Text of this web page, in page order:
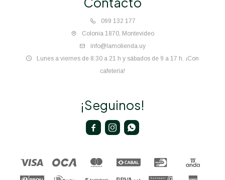
099 132 177
Colonia 1870, Montevideo
info@lamolienda.uy
Lunes a viernes de 8:30 a 21 h y sábados de 9 a 17 h. ¡Con
cafetería!
¡Seguinos!
  